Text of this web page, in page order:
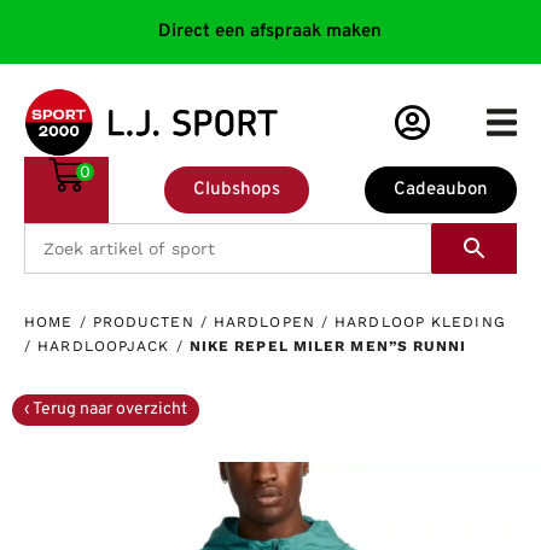
Direct een afspraak maken
Cadeaubon
Clubshops
0
HOME / PRODUCTEN / HARDLOPEN / HARDLOOP KLEDING
/ HARDLOOPJACK / NIKE REPEL MILER MEN”S RUNNI